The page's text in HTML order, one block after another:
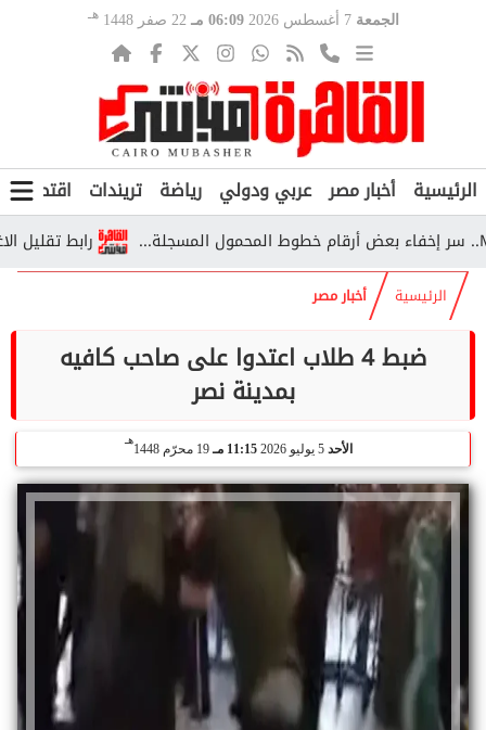
الجمعة 7 أغسطس 2026 06:09 مـ 22 صفر 1448 هـ
الرئيسية أخبار مصر عربي ودولي رياضة تريندات اقتصاد
رابط تقليل الاغتراب 2026.. الشروط وخطوات التحويل بين
الرئيسية أخبار مصر
ضبط 4 طلاب اعتدوا على صاحب كافيه
بمدينة نصر
الأحد 11:15 مـ 19 محرّم 1448
هـ